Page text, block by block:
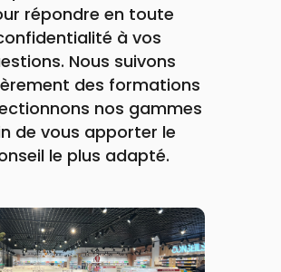
Voir la promotion
utiliser
au
Voir la promotion
Voir la promotion
répondre en toute
à vos
Nous suivons
des formations
nos gammes
de vous apporter le
le plus adapté.